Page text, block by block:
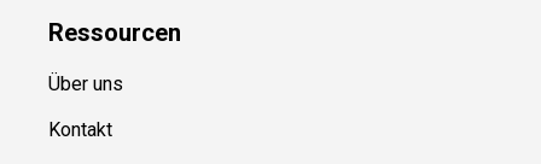
Ressourcen
Über uns
Kontakt